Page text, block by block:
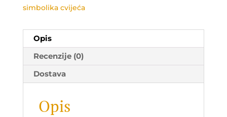
simbolika cvijeća
Opis
Recenzije (0)
Dostava
Opis